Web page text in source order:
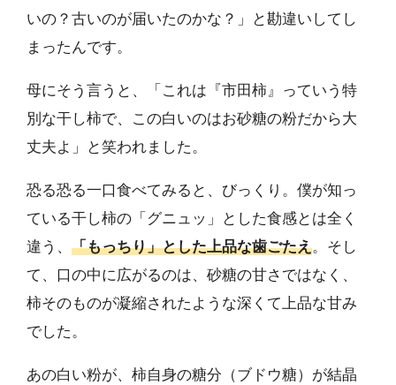
いの？古いのが届いたのかな？」と勘違いしてし
まったんです。
母にそう言うと、「これは『市田柿』っていう特
別な干し柿で、この白いのはお砂糖の粉だから大
丈夫よ」と笑われました。
恐る恐る一口食べてみると、びっくり。僕が知っ
ている干し柿の「グニュッ」とした食感とは全く
違う、 「もっちり」とした上品な歯ごたえ。そし
て、口の中に広がるのは、砂糖の甘さではなく、
柿そのものが凝縮されたような深くて上品な甘み
でした。
あの白い粉が、柿自身の糖分（ブドウ糖）が結晶